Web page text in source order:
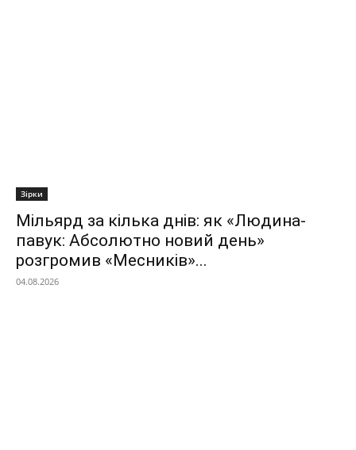
Зірки
Мільярд за кілька днів: як «Людина-
павук: Абсолютно новий день»
розгромив «Месників»...
04.08.2026